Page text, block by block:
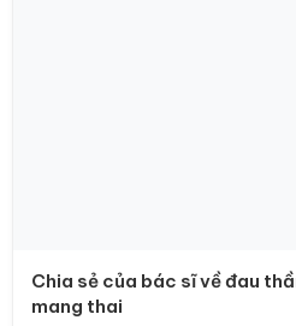
Chia sẻ của bác sĩ về đau
mang thai